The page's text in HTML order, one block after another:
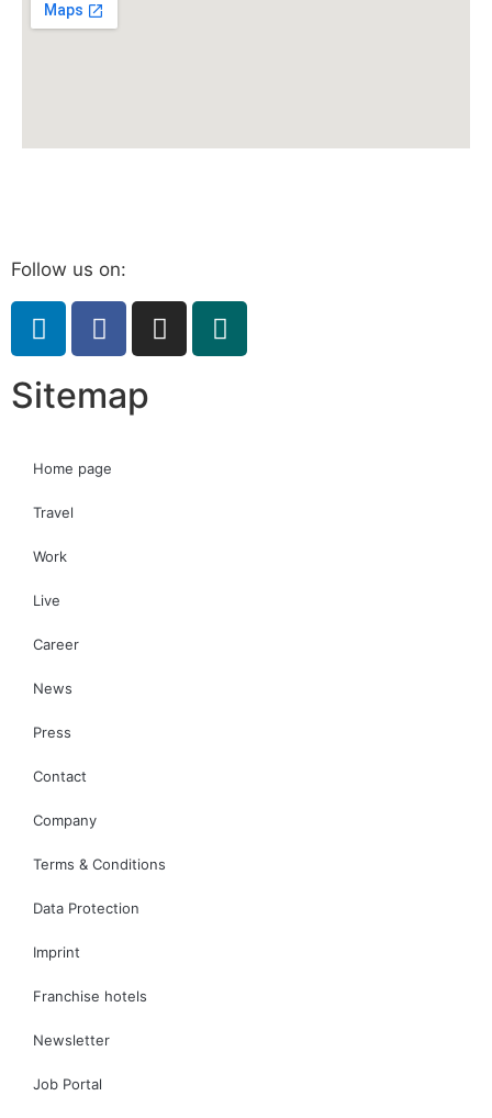
Follow us on:
Sitemap
Home page
Travel
Work
Live
Career
News
Press
Contact
Company
Terms & Conditions
Data Protection
Imprint
Franchise hotels
Newsletter
Job Portal